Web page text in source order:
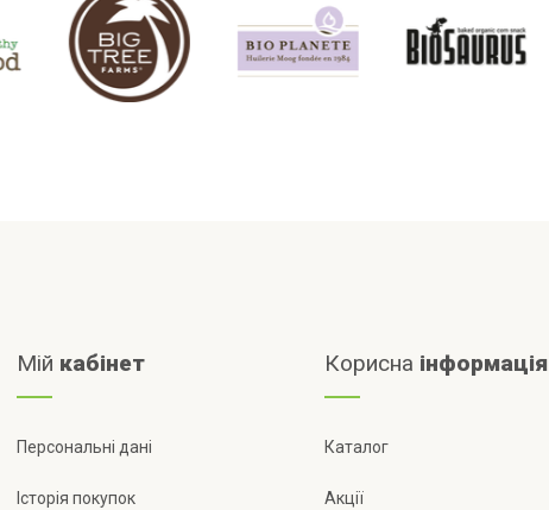
Мій кабінет
Персональні дані
Історія покупок
Корисна інформація
Каталог
Акції